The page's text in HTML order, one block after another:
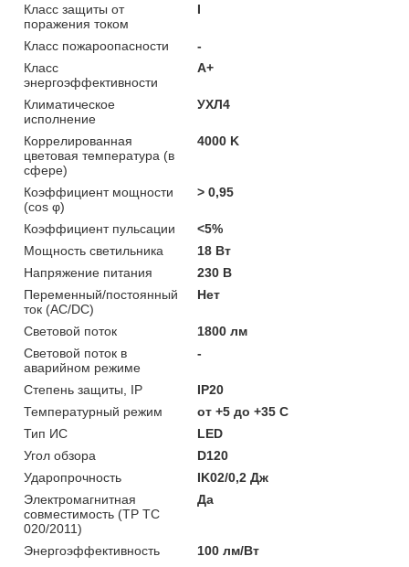
Класс защиты от
поражения током
I
Класс пожароопасности
-
Класс
энергоэффективности
A+
Климатическое
исполнение
УХЛ4
Коррелированная
цветовая температура (в
сфере)
4000 K
Коэффициент мощности
(cos φ)
> 0,95
Коэффициент пульсации
<5%
Мощность светильника
18 Вт
Напряжение питания
230 В
Переменный/постоянный
ток (AC/DC)
Нет
Световой поток
1800 лм
Световой поток в
аварийном режиме
-
Степень защиты, IP
IP20
Температурный режим
от +5 до +35 C
Тип ИС
LED
Угол обзора
D120
Ударопрочность
IK02/0,2 Дж
Электромагнитная
совместимость (ТР ТС
020/2011)
Да
Энергоэффективность 100 лм/Вт